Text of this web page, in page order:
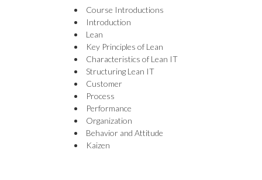
Course Introductions
Introduction
Lean
Key Principles of Lean
Characteristics of Lean IT
Structuring Lean IT
Customer
Process
Performance
Organization
Behavior and Attitude
Kaizen